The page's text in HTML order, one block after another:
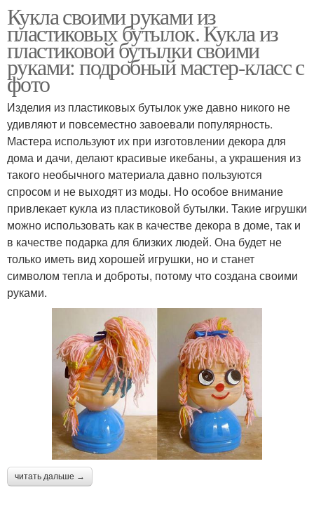
Кукла своими руками из
пластиковых бутылок. Кукла из
пластиковой бутылки своими
руками: подробный мастер-класс с
фото
Изделия из пластиковых бутылок уже давно никого не
удивляют и повсеместно завоевали популярность.
Мастера используют их при изготовлении декора для
дома и дачи, делают красивые икебаны, а украшения из
такого необычного материала давно пользуются
спросом и не выходят из моды. Но особое внимание
привлекает кукла из пластиковой бутылки. Такие игрушки
можно использовать как в качестве декора в доме, так и
в качестве подарка для близких людей. Она будет не
только иметь вид хорошей игрушки, но и станет
символом тепла и доброты, потому что создана своими
руками.
читать дальше →